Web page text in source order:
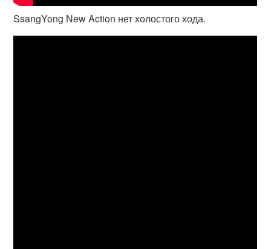
SsangYong New Action нет холостого хода.